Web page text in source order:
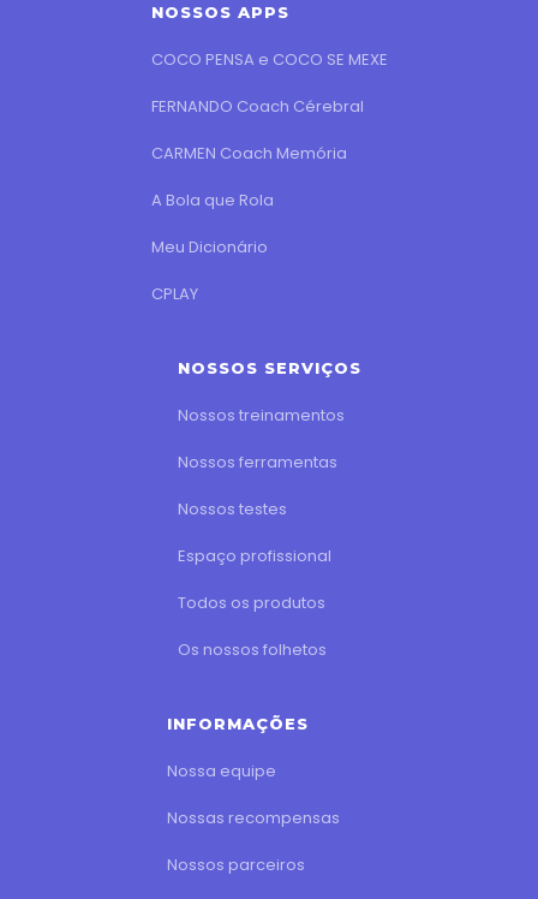
NOSSOS APPS
COCO PENSA e COCO SE MEXE
FERNANDO Coach Cérebral
CARMEN Coach Memória
A Bola que Rola
Meu Dicionário
CPLAY
NOSSOS SERVIÇOS
Nossos treinamentos
Nossos ferramentas
Nossos testes
Espaço profissional
Todos os produtos
Os nossos folhetos
INFORMAÇÕES
Nossa equipe
Nossas recompensas
Nossos parceiros